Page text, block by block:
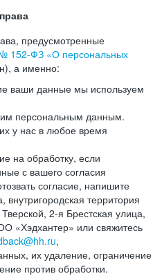
предусмотренные
152-ФЗ «О персональных
а именно:
ваши данные мы используем
персональным данным.
у нас в любое время
на обработку, если
с вашего согласия
согласие, напишите
территория
2-я Брестская улица,
«Хэдхантер» или свяжитесь
,
их удаление, ограничение
против обработки.